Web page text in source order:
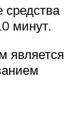
минут.
является